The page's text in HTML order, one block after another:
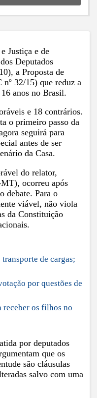
Justiça e de
Deputados
a Proposta de
32/15) que reduz a
anos no Brasil.
e 18 contrários.
o primeiro passo da
seguirá para
antes de ser
da Casa.
do relator,
ocorreu após
debate. Para o
viável, não viola
da Constituição
de cargas;
por questões de
receber os filhos no
por deputados
que os
são cláusulas
salvo com uma